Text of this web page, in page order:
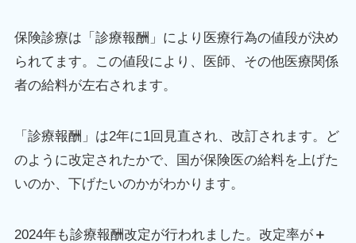
保険診療は「診療報酬」により医療行為の値段が決め
られてます。この値段により、医師、その他医療関係
者の給料が左右されます。
「診療報酬」は2年に1回見直され、改訂されます。ど
のように改定されたかで、国が保険医の給料を上げた
いのか、下げたいのかがわかります。
2024年も診療報酬改定が行われました。改定率が＋